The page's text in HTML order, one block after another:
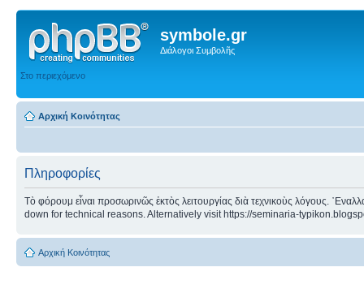
symbole.gr
Διάλογοι Συμβολῆς
Στο περιεχόμενο
Αρχική Κοινότητας
Πληροφορίες
Τὸ φόρουμ εἶναι προσωρινῶς ἐκτὸς λειτουργίας διὰ τεχνικοὺς λόγους.
down for technical reasons. Alternatively visit https://seminaria-
Αρχική Κοινότητας